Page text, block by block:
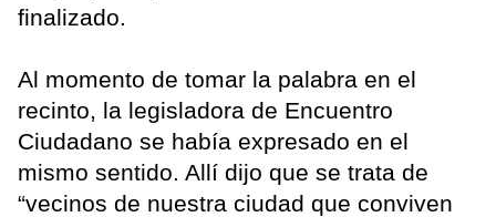
finalizado.
Al momento de tomar la palabra en el
recinto, la legisladora de Encuentro
Ciudadano se había expresado en el
mismo sentido. Allí dijo que se trata de
“vecinos de nuestra ciudad que conviven